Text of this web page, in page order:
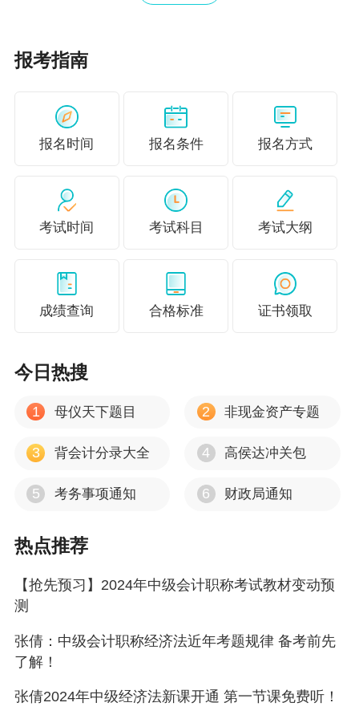
学员考后真心话
报考指南
报名时间 报名条件 报名方式
考试时间 考试科目 考试大纲
成绩查询 合格标准 证书领取
今日热搜
1 母仪天下题目 2 非现金资产专题
3 背会计分录大全 4 高侯达冲关包
5 考务事项通知 6 财政局通知
热点推荐
【抢先预习】2024年中级会计职称考试教材变动预
测
张倩：中级会计职称经济法近年考题规律 备考前先
了解！
张倩2024年中级经济法新课开通 第一节课免费听！